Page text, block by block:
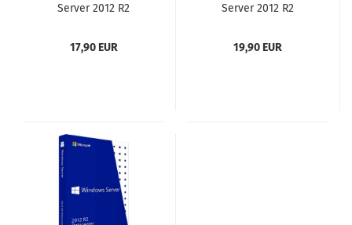
Server 2012 R2
17,90 EUR
Server 2012 R2
19,90 EUR